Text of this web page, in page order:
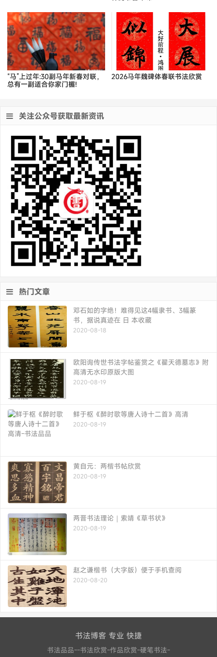
“马”上过年:30副马年新春对联，
总有一副适合你家门楣!
2026马年魏碑体春联书法欣赏
关注公众号获取最新资讯
热门文章
邓石如的字绝！难得见这4幅隶书、3幅篆
书，据说真迹在 日 本收藏
2020-08-18
欧阳询传世书法字帖鉴赏之《翟天德墓志》附
高清无水印原版大图
2020-08-19
鲜于枢《醉时歌等唐人诗十二首》高清
2020-08-19
黄自元：两楷书帖欣赏
2020-08-19
两晋书法理论｜索靖《草书状》
2020-08-19
赵之谦楷书（大字版）便于手机查阅
2020-08-20
书法博客 专业 快捷
书法品品--书法欣赏-作品欣赏-硬笔书法-